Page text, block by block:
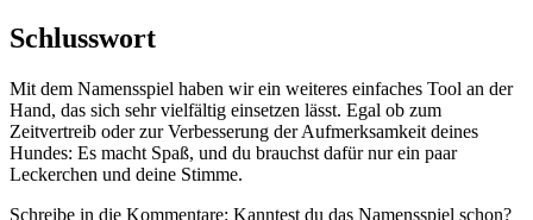
Schlusswort
Mit dem Namensspiel haben wir ein weiteres einfaches Tool an der
Hand, das sich sehr vielfältig einsetzen lässt. Egal ob zum
Zeitvertreib oder zur Verbesserung der Aufmerksamkeit deines
Hundes: Es macht Spaß, und du brauchst dafür nur ein paar
Leckerchen und deine Stimme.
Schreibe in die Kommentare: Kanntest du das Namensspiel schon?